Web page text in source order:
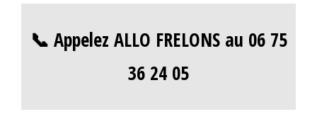
📞 Appelez ALLO FRELONS au 06 75
36 24 05